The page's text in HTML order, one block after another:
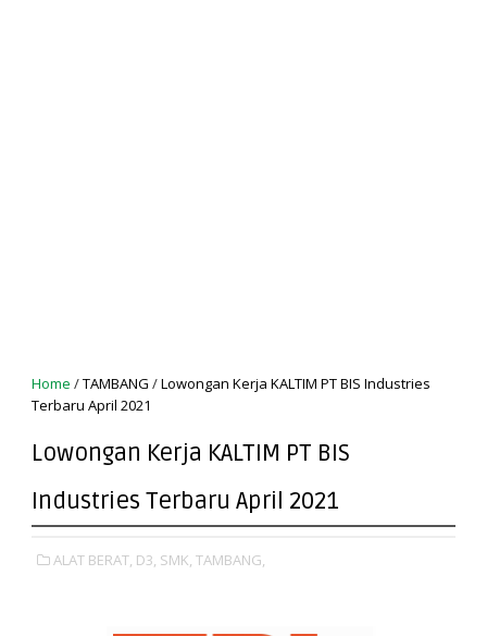
Home /TAMBANG /Lowongan Kerja KALTIM PT BIS Industries
Terbaru April 2021
Lowongan Kerja KALTIM PT BIS
Industries Terbaru April 2021
ALAT BERAT, D3, SMK, TAMBANG,